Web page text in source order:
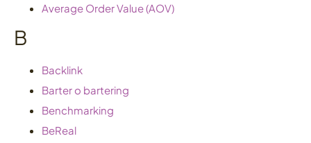
Average Order Value (AOV)
B
Backlink
Barter o bartering
Benchmarking
BeReal